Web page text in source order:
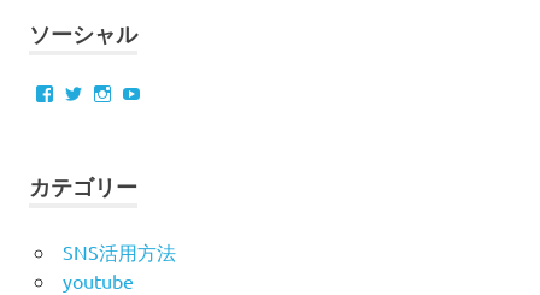
み
き
写
撮
ソーシャル
Facebook
TwitterInstagram
YouTube
カテゴリー
SNS活用方法
youtube